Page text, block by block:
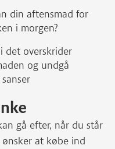
din aftensmad for
i morgen?
det overskrider
og undgå
gå efter, når du står
at købe ind